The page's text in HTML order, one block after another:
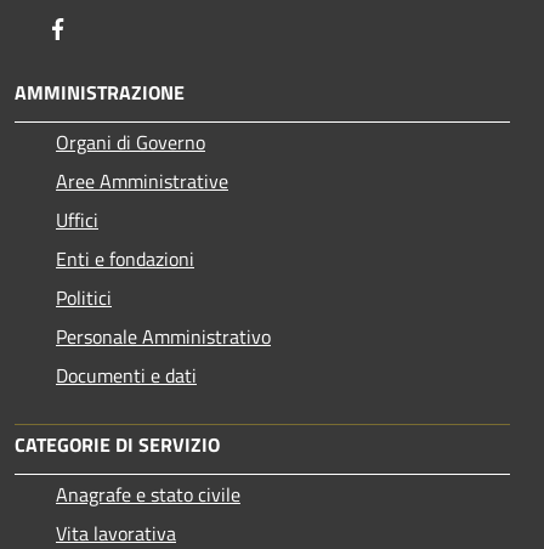
AMMINISTRAZIONE
Organi di Governo
Aree Amministrative
Uffici
Enti e fondazioni
Politici
Personale Amministrativo
Documenti e dati
CATEGORIE DI SERVIZIO
Anagrafe e stato civile
Vita lavorativa